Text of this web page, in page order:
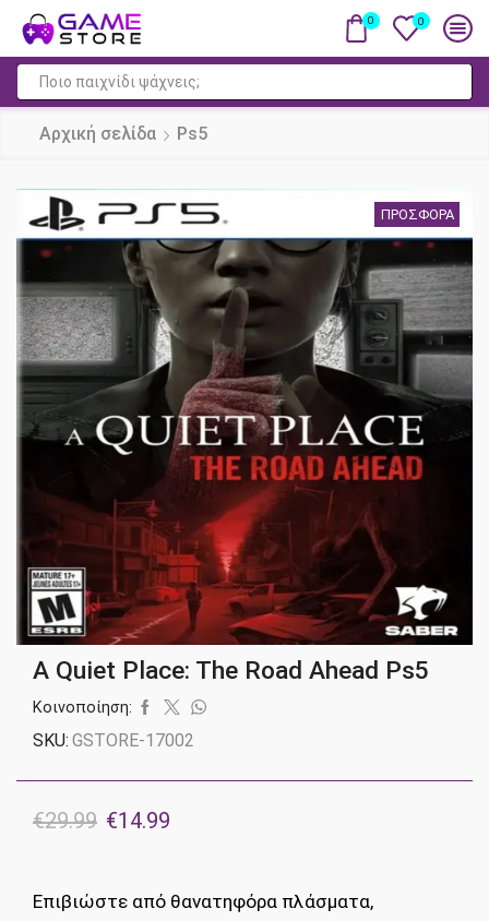
0 0
αναζήτησης
Αρχική σελίδα Ps5
ΠΡΟΣΦΟΡΆ
A Quiet Place: The Road Ahead Ps5
Κοινοποίηση:
SKU: GSTORE-17002
€29.99 Original
€14.99
τιμή
Επιβιώστε από θανατηφόρα πλάσματα,